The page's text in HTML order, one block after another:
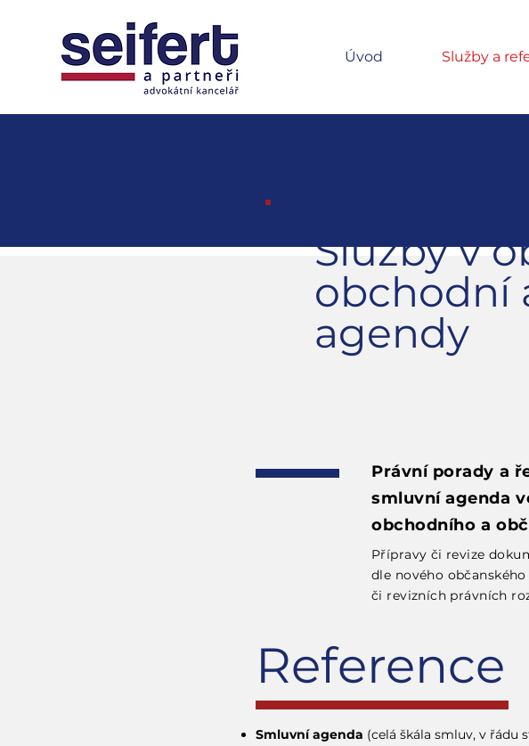
Úvod Služby a
Služby v
obchodní
agendy
Právní porady a
smluvní agenda
obchodního a
Přípravy či revize
dle nového
či revizních právních
Reference
Smluvní agenda (celá škála smluv, v řádu